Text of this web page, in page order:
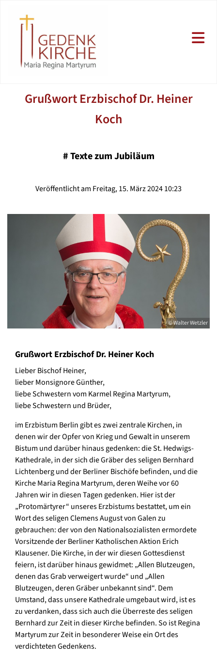
Grußwort Erzbischof Dr. Heiner
Koch
#Texte zum Jubiläum
Veröffentlicht am Freitag, 15. März 2024 10:23
© Walter Wetzler
Grußwort Erzbischof Dr. Heiner Koch
Lieber Bischof Heiner,
lieber Monsignore Günther,
liebe Schwestern vom Karmel Regina Martyrum,
liebe Schwestern und Brüder,
im Erzbistum Berlin gibt es zwei zentrale Kirchen, in
denen wir der Opfer von Krieg und Gewalt in unserem
Bistum und darüber hinaus gedenken: die St. Hedwigs-
Kathedrale, in der sich die Gräber des seligen Bernhard
Lichtenberg und der Berliner Bischöfe befinden, und die
Kirche Maria Regina Martyrum, deren Weihe vor 60
Jahren wir in diesen Tagen gedenken. Hier ist der
„Protomärtyrer“ unseres Erzbistums bestattet, um ein
Wort des seligen Clemens August von Galen zu
gebrauchen: der von den Nationalsozialisten ermordete
Vorsitzende der Berliner Katholischen Aktion Erich
Klausener. Die Kirche, in der wir diesen Gottesdienst
feiern, ist darüber hinaus gewidmet: „Allen Blutzeugen,
denen das Grab verweigert wurde“ und „Allen
Blutzeugen, deren Gräber unbekannt sind“. Dem
Umstand, dass unsere Kathedrale umgebaut wird, ist es
zu verdanken, dass sich auch die Überreste des seligen
Bernhard zur Zeit in dieser Kirche befinden. So ist Regina
Martyrum zur Zeit in besonderer Weise ein Ort des
verdichteten Gedenkens.